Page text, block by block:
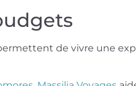
de vivre une